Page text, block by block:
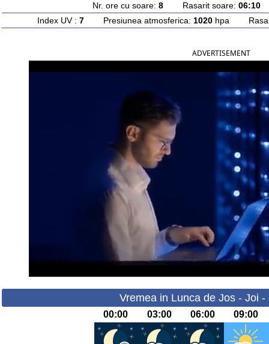
Nr. ore cu soare: 8Rasarit soare: 06:10
Index UV : 7Presiunea atmosferica: 1020hpa
ADVERTISEMENT
Vremea in Lunca de Jos - Joi -
00:00 03:00 06:00 09:00